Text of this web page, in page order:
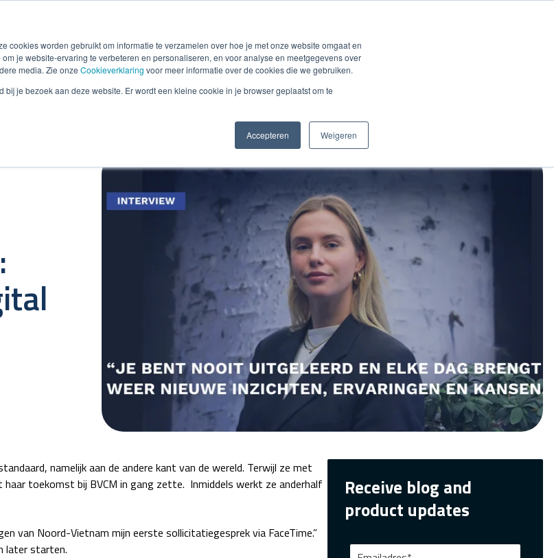
cookies worden gebruikt om informatie te verzamelen over hoe je met onze website omgaat en
je website-ervaring te verbeteren en personaliseren, en voor analyse en meetgegevens over
media. Zie onze Cookieverklaring voor meer informatie over de cookies die we gebruiken.
je bezoek aan deze website. Er wordt een kleine cookie in je browser geplaatst om te
Accepteren Weigeren
Debiteurenbeheer Incasso Detachering Solutions Over BVCM
namelijk aan de andere kant van de wereld. Terwijl ze met
toekomst bij BVCM in gang zette. Inmiddels werkt ze anderhalf
van Noord-Vietnam mijn eerste sollicitatiegesprek via FaceTime.”
later starten.
Receive blog and
product updates